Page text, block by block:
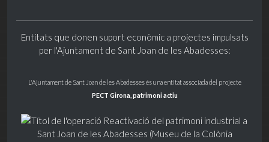
Entitats que donen suport econòmic a projectes impulsats
per l'Ajuntament de Sant Joan de les Abadesses:
L'Ajuntament de Sant Joan de les Abadesses és una entitat associada del projecte
PECT Girona, patrimoni actiu